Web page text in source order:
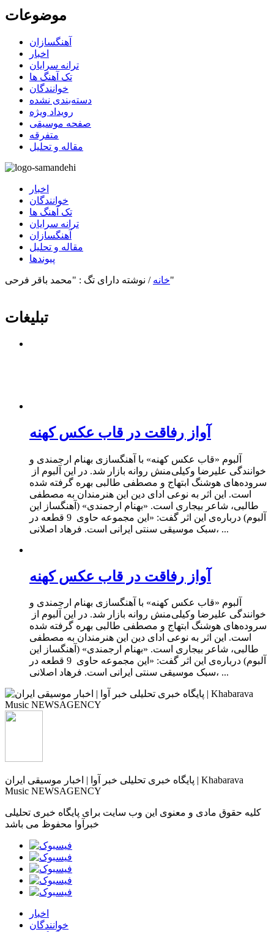
موضوعات
آهنگسازان
اخبار
ترانه سرایان
تک آهنگ ها
خوانندگان
دسته‌بندی نشده
رویداد ویژه
صفحه موسیقی
متفرقه
مقاله و تحلیل
اخبار
خوانندگان
تک آهنگ ها
ترانه سرایان
آهنگسازان
مقاله و تحلیل
پیوندها
خانه / نوشته دارای تگ : "محمد باقر فرحی"
تبلیغات
آواز رفاقت در قاب عکس کهنه
آلبوم «قاب عکس کهنه» با آهنگسازی بهنام ارجمندی و
خوانندگی علیرضا وکیلی‌منش روانه بازار شد. در این آلبوم از
سروده‌های هوشنگ ابتهاج و مصطفی طالبی بهره گرفته شده
است. این اثر به نوعی ادای دین این هنرمندان به مصطفی
طالبی، شاعر بیجاری است. «بهنام ارجمندی» (آهنگساز این
آلبوم) درباره‌ی این اثر گفت: «این مجموعه حاوی 9 قطعه ‌در
سبک موسیقی سنتی ایرانی است. فرهاد اصلانی، ...
آواز رفاقت در قاب عکس کهنه
آلبوم «قاب عکس کهنه» با آهنگسازی بهنام ارجمندی و
خوانندگی علیرضا وکیلی‌منش روانه بازار شد. در این آلبوم از
سروده‌های هوشنگ ابتهاج و مصطفی طالبی بهره گرفته شده
است. این اثر به نوعی ادای دین این هنرمندان به مصطفی
طالبی، شاعر بیجاری است. «بهنام ارجمندی» (آهنگساز این
آلبوم) درباره‌ی این اثر گفت: «این مجموعه حاوی 9 قطعه ‌در
سبک موسیقی سنتی ایرانی است. فرهاد اصلانی، ...
پایگاه خبری تحلیلی خبر آوا | اخبار موسیقی ایران | Khabarava
Music NEWSAGENCY
کلیه حقوق مادی و معنوی این وب سایت برای پایگاه خبری تحلیلی
خبرآوا محفوظ می باشد
اخبار
خوانندگان